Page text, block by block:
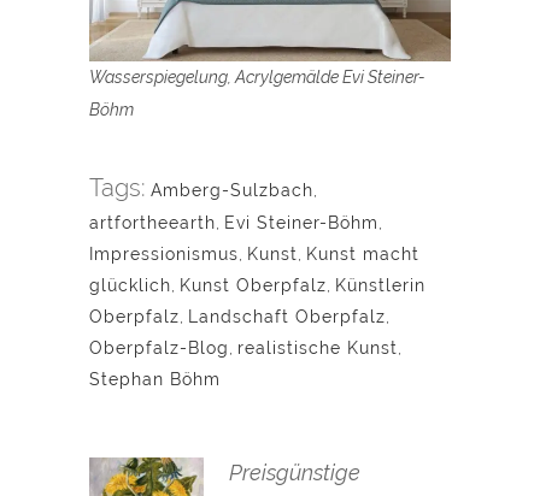
Wasserspiegelung, Acrylgemälde Evi Steiner-
Böhm
Tags: Amberg-Sulzbach
artfortheearth
Evi Steiner-Böhm
Impressionismus
Kunst
Kunst macht
glücklich
Kunst Oberpfalz
Künstlerin
Oberpfalz
Landschaft Oberpfalz
Oberpfalz-Blog
realistische Kunst
Stephan Böhm
Preisgünstige